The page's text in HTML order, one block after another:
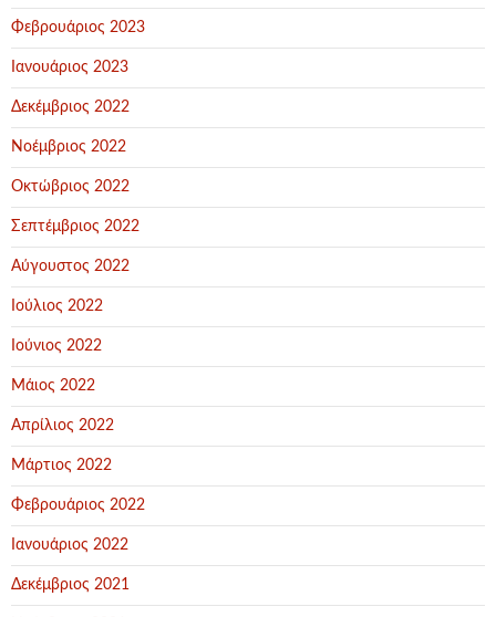
Φεβρουάριος 2023
Ιανουάριος 2023
Δεκέμβριος 2022
Νοέμβριος 2022
Οκτώβριος 2022
Σεπτέμβριος 2022
Αύγουστος 2022
Ιούλιος 2022
Ιούνιος 2022
Μάιος 2022
Απρίλιος 2022
Μάρτιος 2022
Φεβρουάριος 2022
Ιανουάριος 2022
Δεκέμβριος 2021